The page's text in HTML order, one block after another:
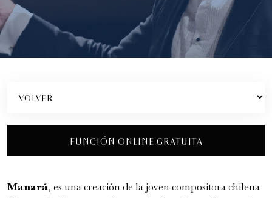
27 de agosto de 2026
FUNCIÓN ONLINE GRATUITA
Manará, es una creación de la joven compositora chilena